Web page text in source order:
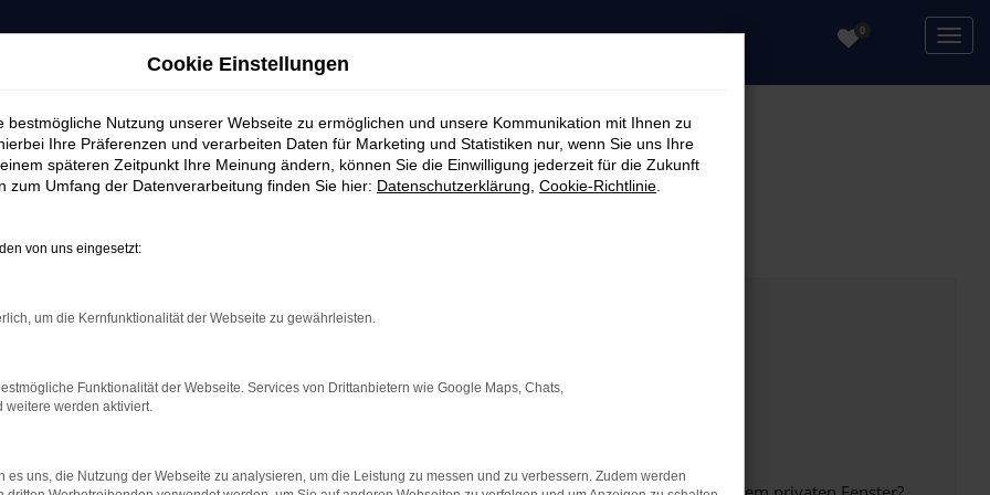
0
Cookie Einstellungen
bestmögliche Nutzung unserer Webseite zu ermöglichen und unsere Kommunikation mit Ihnen zu
Ihre Präferenzen und verarbeiten Daten für Marketing und Statistiken nur, wenn Sie uns Ihre
späteren Zeitpunkt Ihre Meinung ändern, können Sie die Einwilligung jederzeit für die Zukunft
zum Umfang der Datenverarbeitung finden Sie hier: Datenschutzerklärung Cookie-Richtlinie
von uns eingesetzt:
um die Kernfunktionalität der Webseite zu gewährleisten.
Funktionalität der Webseite. Services von Drittanbietern wie Google Maps, Chats,
weitere werden aktiviert.
es uns, die Nutzung der Webseite zu analysieren, um die Leistung zu messen und zu verbessern. Zudem werden